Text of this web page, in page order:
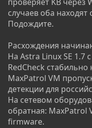
случаев оба
Подождите.
Расхождения
На Astra Linux SE 1.7
RedCheck
MaxPatrol VM
детекции для
На сетевом
обратная: MaxPatrol
firmware.